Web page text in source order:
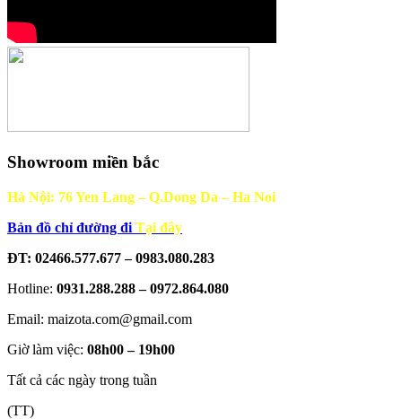
Showroom miền bắc
Hà Nội: 76 Yen Lang – Q.Dong Da – Ha Noi
Bản đồ chỉ đường đi Tại đây
ĐT: 02466.577.677 – 0983.080.283
Hotline: 0931.288.288 – 0972.864.080
Email: maizota.com@gmail.com
Giờ làm việc: 08h00 – 19h00
Tất cả các ngày trong tuần
(TT)